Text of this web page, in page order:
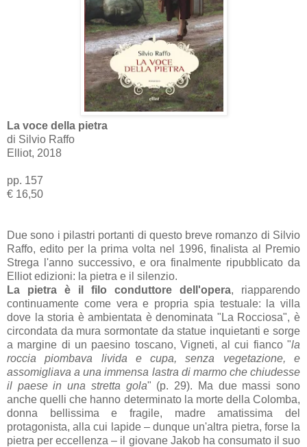
La voce della pietra
di Silvio Raffo
Elliot, 2018
pp. 157
€ 16,50
Due sono i pilastri portanti di questo breve romanzo di Silvio
Raffo, edito per la prima volta nel 1996, finalista al Premio
Strega l'anno successivo, e ora finalmente ripubblicato da
Elliot edizioni: la pietra e il silenzio.
La pietra è il filo conduttore dell'opera, riapparendo
continuamente come vera e propria spia testuale: la villa
dove la storia è ambientata è denominata "La Rocciosa", è
circondata da mura sormontate da statue inquietanti e sorge
a margine di un paesino toscano, Vigneti, al cui fianco "la
roccia piombava livida e cupa, senza vegetazione, e
assomigliava a una immensa lastra di marmo che chiudesse
il paese in una stretta gola" (p. 29). Ma due massi sono
anche quelli che hanno determinato la morte della Colomba,
donna bellissima e fragile, madre amatissima del
protagonista, alla cui lapide – dunque un'altra pietra, forse la
pietra per eccellenza – il giovane Jakob ha consumato il suo